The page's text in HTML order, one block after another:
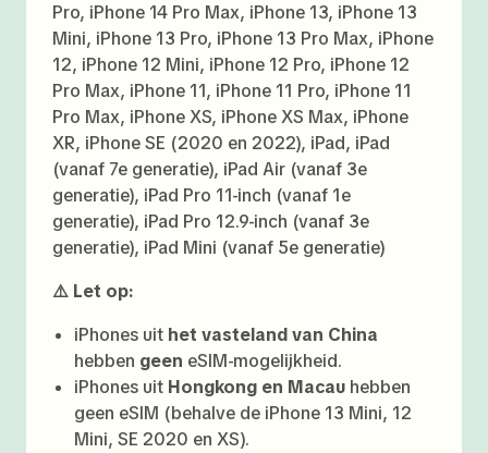
Pro, iPhone 14 Pro Max, iPhone 13, iPhone 13
Mini, iPhone 13 Pro, iPhone 13 Pro Max, iPhone
12, iPhone 12 Mini, iPhone 12 Pro, iPhone 12
Pro Max, iPhone 11, iPhone 11 Pro, iPhone 11
Pro Max, iPhone XS, iPhone XS Max, iPhone
XR, iPhone SE (2020 en 2022), iPad, iPad
(vanaf 7e generatie), iPad Air (vanaf 3e
generatie), iPad Pro 11-inch (vanaf 1e
generatie), iPad Pro 12.9-inch (vanaf 3e
generatie), iPad Mini (vanaf 5e generatie)
⚠️ Let op:
iPhones uit het vasteland van China
hebben geen eSIM-mogelijkheid.
iPhones uit Hongkong en Macau hebben
geen eSIM (behalve de iPhone 13 Mini, 12
Mini, SE 2020 en XS).